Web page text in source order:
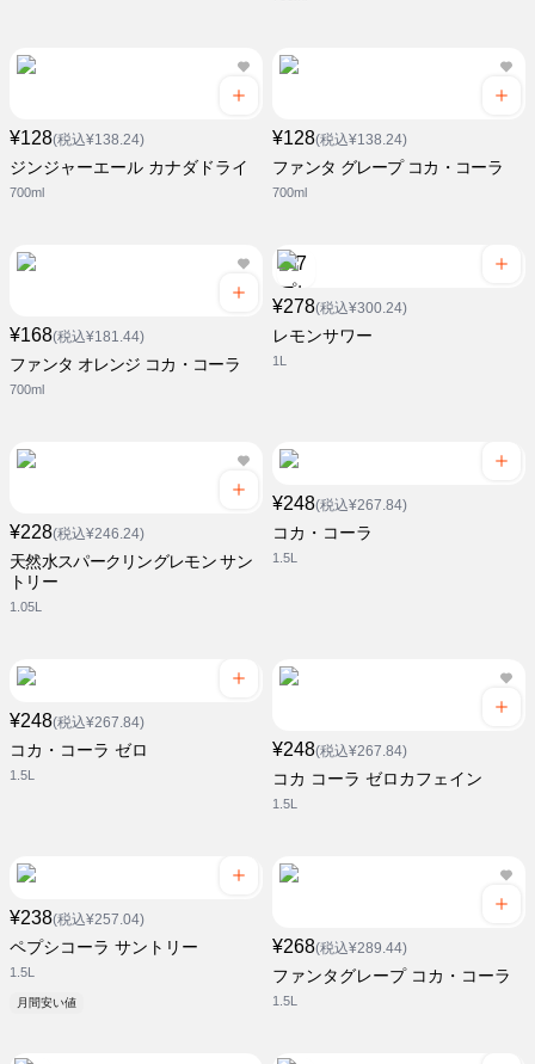
¥128(税込¥138.24)
ジンジャーエール カナダドライ
700ml
¥128(税込¥138.24)
ファンタ グレープ コカ・コーラ
700ml
¥168(税込¥181.44)
ファンタ オレンジ コカ・コーラ
700ml
¥278(税込¥300.24)
レモンサワー
1L
¥228(税込¥246.24)
天然水スパークリングレモン サン
トリー
1.05L
¥248(税込¥267.84)
コカ・コーラ
1.5L
¥248(税込¥267.84)
コカ・コーラ ゼロ
1.5L
¥248(税込¥267.84)
コカ コーラ ゼロカフェイン
1.5L
¥238(税込¥257.04)
ペプシコーラ サントリー
1.5L
月間安い値
¥268(税込¥289.44)
ファンタグレープ コカ・コーラ
1.5L